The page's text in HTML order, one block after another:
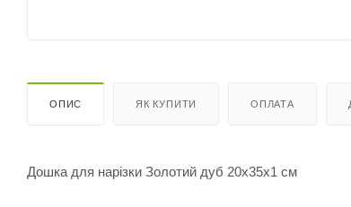
ОПИС ЯК КУПИТИ ОПЛАТА
Дошка для нарізки Золотий дуб 20х35х1 см